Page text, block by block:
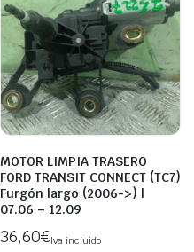
MOTOR LIMPIA TRASERO
FORD TRANSIT CONNECT (TC7)
Furgón largo (2006->) |
07.06 – 12.09
36,60€Iva incluido